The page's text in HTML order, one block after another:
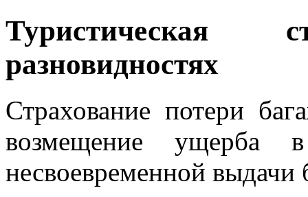
разновидностях
Страхование потери
возмещение ущерба
несвоевременной выдачи